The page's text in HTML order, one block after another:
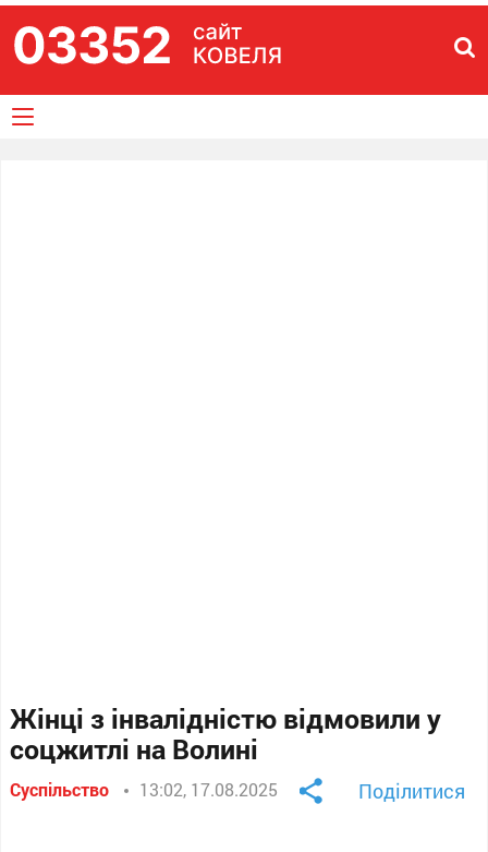
Жінці з інвалідністю відмовили у
соцжитлі на Волині
Суспільство 13:02, 17.08.2025 Поділитися